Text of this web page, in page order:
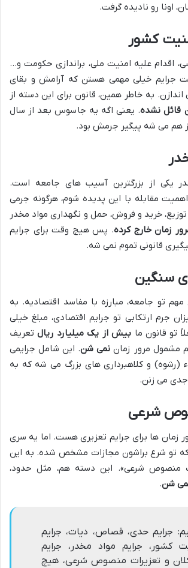
اونا رو نادیده گرفت.
کشور
اقدام علیه امنیت ملی، براندازی حکومت و…
جرایم خیلی مهمی هستن که آرامش و بقای
به خاطر همین، قانون برای این دسته از
قائل نشده. یعنی اگه یه جاسوس بعد از سال
هم می شه پیگیر جرمش بود.
یکی از بزرگترین آسیب های جامعه است.
اهمیت مقابله با این پدیده شوم، هرگونه جرمی
توزیع، خرید و فروش، حمل و نگهداری مواد مخدر
زمان خارج کرده. پس هیچ وقت برای جرایم
قانونی تموم نمی شه.
سنگین
تو جامعه، مبارزه با مفاسد اقتصادیه. به
جرم ارتکابی تو جرایم اقتصادی، مبلغ خیلی
تو قانون ما بیش از یک میلیارد ریالتعریف
مشمول مرور زمان نمی شن. این شامل جرایمی
(رشوه) و کلاهبرداری های بزرگ می شه که به
جدی می زنن.
شرعی
زمان ها برای جرایم تعزیری هست. اما یه سری
که تو شرع براشون مجازات مشخص شده. به این
منصوص شرعی». این دسته هم، مثل حدود،
شن.
جرایم حدی، قصاص، دیات، جرایم
کشور، جرایم مواد مخدر، جرایم
و تعزیرات منصوص شرعی، هیچ